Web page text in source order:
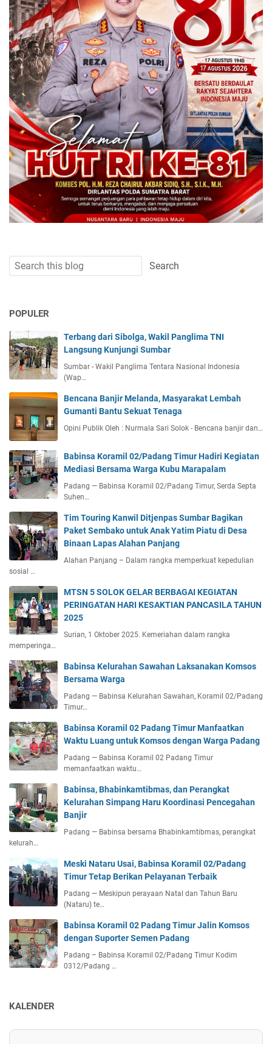
POPULER
Terbang dari Sibolga, Wakil Panglima TNI
Langsung Kunjungi Sumbar
Sumbar - Wakil Panglima Tentara Nasional Indonesia
(Wap…
Bencana Banjir Melanda, Masyarakat Lembah
Gumanti Bantu Sekuat Tenaga
Opini Publik Oleh : Nurmala Sari Solok - Bencana banjir dan…
Babinsa Koramil 02/Padang Timur Hadiri Kegiatan
Mediasi Bersama Warga Kubu Marapalam
Padang — Babinsa Koramil 02/Padang Timur, Serda Septa
Suhen…
Tim Touring Kanwil Ditjenpas Sumbar Bagikan
Paket Sembako untuk Anak Yatim Piatu di Desa
Binaan Lapas Alahan Panjang
Alahan Panjang – Dalam rangka memperkuat kepedulian
sosial …
MTSN 5 SOLOK GELAR BERBAGAI KEGIATAN
PERINGATAN HARI KESAKTIAN PANCASILA TAHUN
2025
Surian, 1 Oktober 2025. Kemeriahan dalam rangka
memperinga…
Babinsa Kelurahan Sawahan Laksanakan Komsos
Bersama Warga
Padang — Babinsa Kelurahan Sawahan, Koramil 02/Padang
Timur…
Babinsa Koramil 02 Padang Timur Manfaatkan
Waktu Luang untuk Komsos dengan Warga Padang
Padang — Babinsa Koramil 02 Padang Timur
memanfaatkan waktu…
Babinsa, Bhabinkamtibmas, dan Perangkat
Kelurahan Simpang Haru Koordinasi Pencegahan
Banjir
Padang — Babinsa bersama Bhabinkamtibmas, perangkat
kelurah…
Meski Nataru Usai, Babinsa Koramil 02/Padang
Timur Tetap Berikan Pelayanan Terbaik
Padang — Meskipun perayaan Natal dan Tahun Baru
(Nataru) te…
Babinsa Koramil 02 Padang Timur Jalin Komsos
dengan Suporter Semen Padang
Padang – Babinsa Koramil 02/Padang Timur Kodim
0312/Padang …
KALENDER